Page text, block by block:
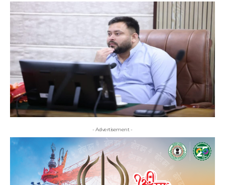
- Advertisement -